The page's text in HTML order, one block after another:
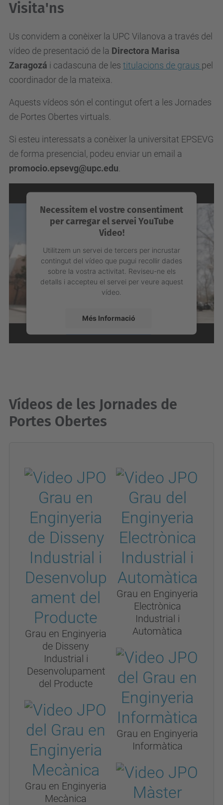
Visita'ns
Us convidem a conèixer la UPC Vilanova a través del
vídeo de presentació de la Directora Marisa
Zaragozá i cadascuna de les titulacions de graus pel
coordinador de la mateixa.
Aquests vídeos són el contingut ofert a les Jornades
de Portes Obertes virtuals.
Si esteu interessats a conèixer la universitat EPSEVG
de forma presencial, podeu enviar un email a
promocio.epsevg@upc.edu
Necessitem el vostre consentiment
per carregar el servei YouTube
Video!
Utilitzem un servei de tercers per incrustar
contingut del vídeo que pugui recollir dades
sobre la vostra activitat. Reviseu-ne els
detalls i accepteu el servei per veure aquest
vídeo.
Més Informació
Accepta
Vídeos de les Jornades de
Portes Obertes
Grau en Enginyeria
de Disseny
Industrial i
Desenvolupament
del Producte
Grau en Enginyeria
Mecànica
Grau en Enginyeria
Electrònica
Industrial i
Automàtica
Grau en Enginyeria
Informàtica